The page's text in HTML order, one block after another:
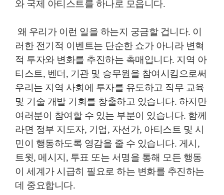
와 국제 아티스트를 하나로 모읍니다.
왜 우리가 이런 일을 하는지 궁금할 겁니다. 이
러한 전기적 이벤트는 단순한 쇼가 아니라 변혁
적 투자와 변화를 추진하는 촉매입니다. 지역 아
티스트, 벤더, 기관 및 승무원을 참여시킴으로써
우리는 지역 사회에 투자를 유도하고 직무 교육
및 기술 개발 기회를 창출하고 있습니다. 하지만
여러분이 참여할 수 있는 부분이 있습니다. 함께
라면 정부 지도자, 기업, 자선가, 아티스트 및 시
민이 행동하도록 영감을 줄 수 있습니다. 게시,
트윗, 메시지, 투표 또는 서명을 통해 모든 행동
이 세계가 시급히 필요로 하는 변화를 추진하는
데 중요합니다.